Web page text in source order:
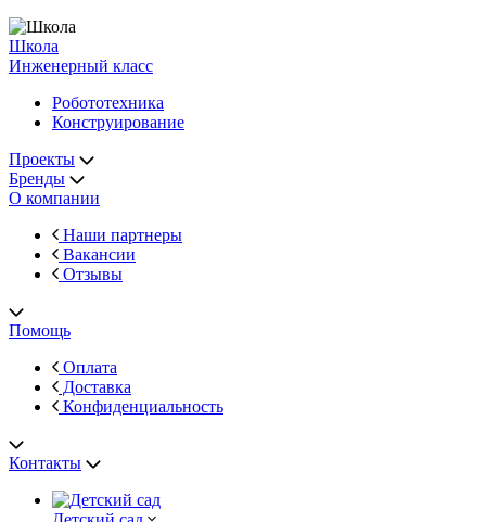
Школа
Инженерный класс
Робототехника
Конструирование
Проекты
Бренды
О компании
Наши партнеры
Вакансии
Отзывы
Помощь
Оплата
Доставка
Конфиденциальность
Контакты